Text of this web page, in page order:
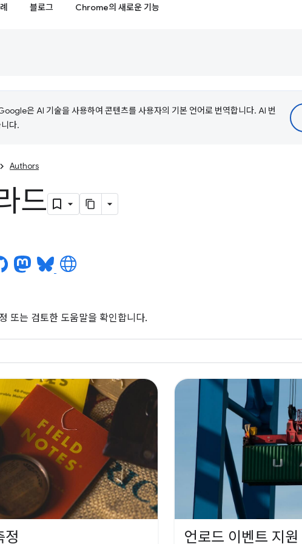
블로그 Chrome의 새로운 기능
은 AI 기술을 사용하여 콘텐츠를 사용자의 기본 언어로 번역합니다. AI 번
다.
Authors
드
또는 검토한 도움말을 확인합니다.
정 언로드 이벤트 지